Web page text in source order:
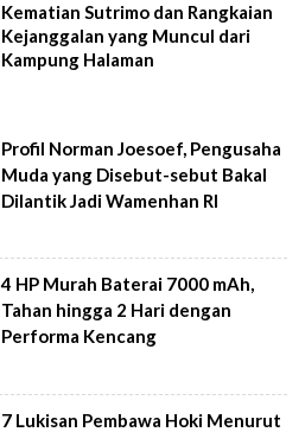
Kematian Sutrimo dan Rangkaian
Kejanggalan yang Muncul dari
Kampung Halaman
Profil Norman Joesoef, Pengusaha
Muda yang Disebut-sebut Bakal
Dilantik Jadi Wamenhan RI
4 HP Murah Baterai 7000 mAh,
Tahan hingga 2 Hari dengan
Performa Kencang
7 Lukisan Pembawa Hoki Menurut